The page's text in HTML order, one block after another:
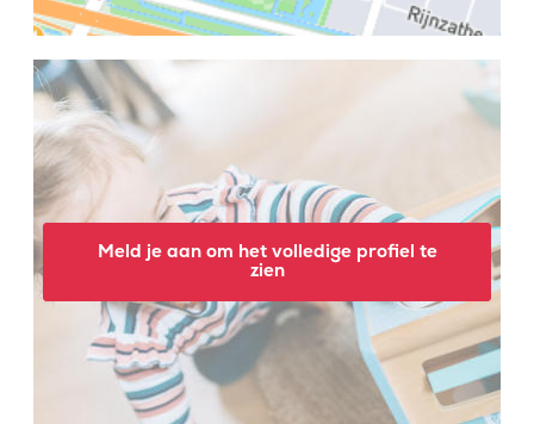
Meld je aan om het volledige profiel te
zien